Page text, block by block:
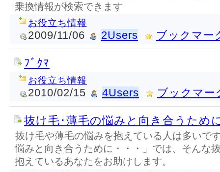
乗換情報が検索できます
お役立ち情報
2009/11/06 2Users ブックマー
ﾌﾞｸﾏ
お役立ち情報
2010/02/15 4Users ブックマー
抜け毛･薄毛の悩みと向き合うため
抜け毛や薄毛の悩みを抱えている人は多いで
悩みと向き合うために・・・」では、そんな
抱えているあなたをお助けします。